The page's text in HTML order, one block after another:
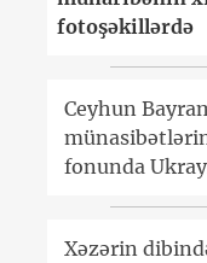
fotoşəkillərdə
Ceyhun
fonunda
Xəzərin